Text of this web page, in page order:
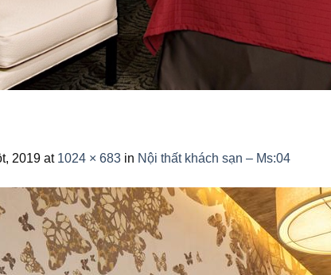
2019 at 1024 × 683 in Nội thất khách sạn – Ms:04